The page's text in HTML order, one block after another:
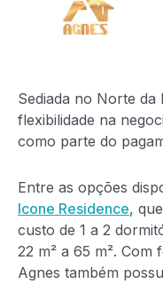
Sediada no Norte da
flexibilidade na
como parte do
Entre as opções
Icone Residence,
custo de 1 a 2
22 m² a 65 m².
Agnes também